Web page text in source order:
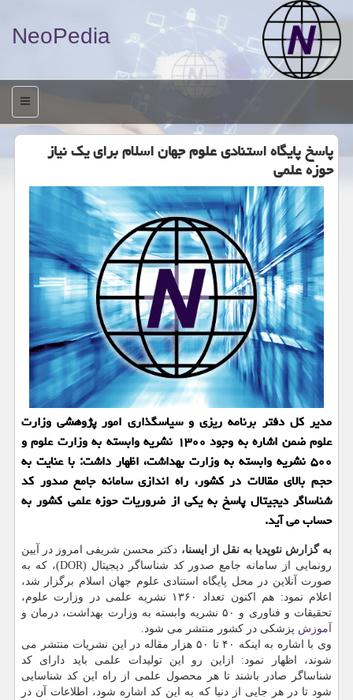
NeoPedia
منو
پاسخ پایگاه استنادی علوم جهان اسلام برای یك نیاز
حوزه علمی
مدیر کل دفتر برنامه ریزی و سیاسگذاری امور پژوهشی وزارت
علوم ضمن اشاره به وجود ۱۳۰۰ نشریه وابسته به وزارت علوم و
۵۰۰ نشریه وابسته به وزارت بهداشت، اظهار داشت: با عنایت به
حجم بالای مقالات در کشور، راه اندازی سامانه جامع صدور کد
شناساگر دیجیتال پاسخ به یکی از ضروریات حوزه علمی کشور به
حساب می آید.
به گزارش نئوپدیا به نقل از ایسنا، دکتر محسن شریفی امروز در آیین
رونمایی از سامانه جامع صدور کد شناساگر دیجیتال (DOR)، که به
صورت آنلاین در محل پایگاه استنادی علوم جهان اسلام برگزار شد،
اعلام نمود: هم اکنون تعداد ۱۳۶۰ نشریه علمی در وزارت علوم،
تحقیقات و فناوری و ۵۰ نشریه وابسته به وزارت بهداشت، درمان و
آموزش پزشکی در کشور منتشر می شود.
وی با اشاره به اینکه ۴۰ تا ۵۰ هزار مقاله در این نشریات منتشر می
شوند، اظهار نمود: ازاین رو این تولیدات علمی باید دارای کد
شناساگر صادر باشند تا هر محصول علمی از راه این کد شناسایی
شود تا در هر جایی از دنیا که به این کد اشاره شود، اطلاعات آن در